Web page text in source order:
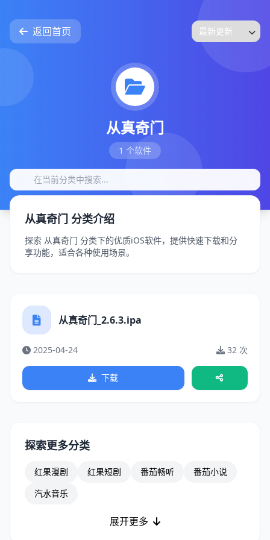
返回首页
从真奇门
1 个软件
从真奇门 分类介绍
探索 从真奇门 分类下的优质iOS软件，提供快速下载和分
享功能，适合各种使用场景。
从真奇门_2.6.3.ipa
2025-04-24 32 次
下载
探索更多分类
红果漫剧 红果短剧 番茄畅听
番茄小说
汽水音乐
展开更多